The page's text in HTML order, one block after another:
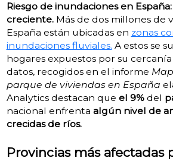
Riesgo de inundaciones en
creciente. Más de dos millones de
España están ubicadas en zonas
inundaciones fluviales. A estos se
hogares expuestos por su cercanía
datos, recogidos en el informe
parque de viviendas en España
Analytics destacan que el 9%del
nacional enfrenta algún nivel de
crecidas de ríos.
Provincias más afectadas